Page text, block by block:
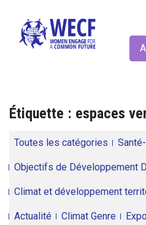
Étiquette : espaces
Toutes les catégories
Objectifs de Développement
Climat et développement
Actualité Climat Genre